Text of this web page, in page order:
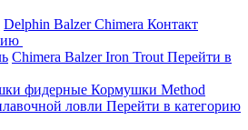
Delphin BalzerChimera Контакт
Chimera BalzerIron Trout Перейти в
фидерные Кормушки Method
ловли Перейти в категорию